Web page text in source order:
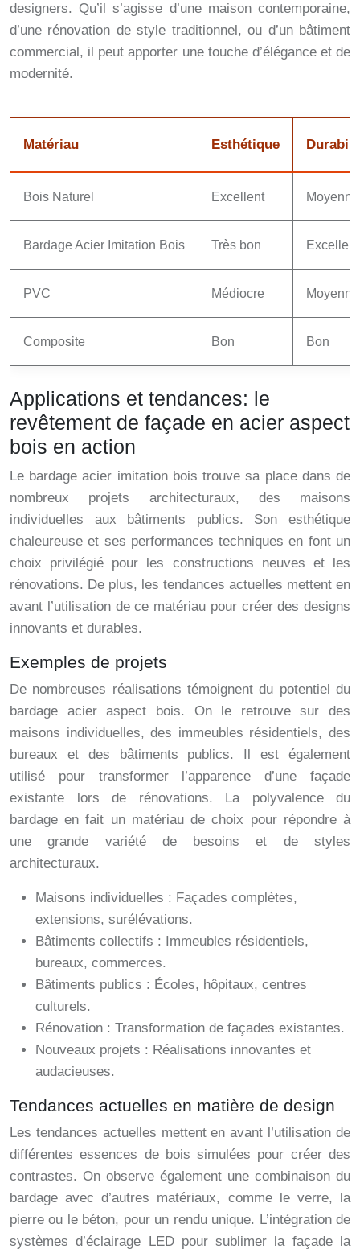
designers. Qu’il s’agisse d’une maison contemporaine,
d’une rénovation de style traditionnel, ou d’un bâtiment
commercial, il peut apporter une touche d’élégance et de
modernité.
Matériau Esthétique
Bois Naturel Excellent Moyenne
Bardage Acier Imitation Bois Très bon Excellent
PVC Médiocre Moyenne
Composite Bon Bon
Applications et tendances: le
revêtement de façade en acier aspect
bois en action
Le bardage acier imitation bois trouve sa place dans de
nombreux projets architecturaux, des maisons
individuelles aux bâtiments publics. Son esthétique
chaleureuse et ses performances techniques en font un
choix privilégié pour les constructions neuves et les
rénovations. De plus, les tendances actuelles mettent en
avant l’utilisation de ce matériau pour créer des designs
innovants et durables.
Exemples de projets
De nombreuses réalisations témoignent du potentiel du
bardage acier aspect bois. On le retrouve sur des
maisons individuelles, des immeubles résidentiels, des
bureaux et des bâtiments publics. Il est également
utilisé pour transformer l’apparence d’une façade
existante lors de rénovations. La polyvalence du
bardage en fait un matériau de choix pour répondre à
une grande variété de besoins et de styles
architecturaux.
Maisons individuelles : Façades complètes,
extensions, surélévations.
Bâtiments collectifs : Immeubles résidentiels,
bureaux, commerces.
Bâtiments publics : Écoles, hôpitaux, centres
culturels.
Rénovation : Transformation de façades existantes.
Nouveaux projets : Réalisations innovantes et
audacieuses.
Tendances actuelles en matière de design
Les tendances actuelles mettent en avant l’utilisation de
différentes essences de bois simulées pour créer des
contrastes. On observe également une combinaison du
bardage avec d’autres matériaux, comme le verre, la
pierre ou le béton, pour un rendu unique. L’intégration de
systèmes d’éclairage LED pour sublimer la façade la